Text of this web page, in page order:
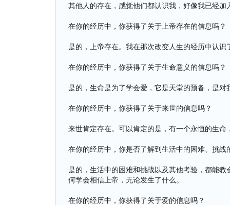
其他人的存在，感觉他们都认识我，好像我已经加
在你的经历中，你获得了关于上帝存在的信息吗？
是的，上帝存在。我在那次改变人生的经历中认
在你的经历中，你获得了关于生命意义的信息吗？
是的，生命是为了学会爱，它是天堂的预备，是
在你的经历中，你获得了关于来世的信息吗？
来世肯定存在。可以肯定的是，有一个永恒的生命
在你的经历中，你是否了解到生活中的困难、挑战
是的，生活中的困难和挑战以及其他考验，都能
何学会相信上帝，无论发生了什么。
在你的经历中，你获得了关于爱的信息吗？